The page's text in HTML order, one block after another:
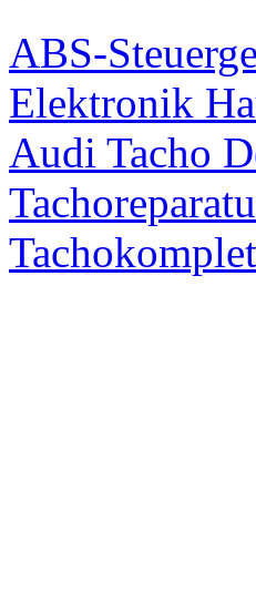
ABS-
Elektronik
Audi Tacho